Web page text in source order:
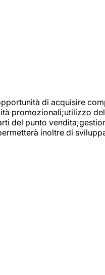
di acquisire
promozionali;utilizzo
del punto
inoltre di